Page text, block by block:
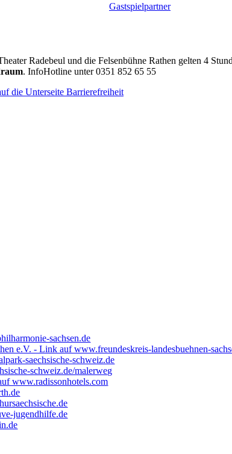
Gastspielpartner
Radebeul und die Felsenbühne Rathen gelten 4
. InfoHotline unter 0351 852 65 55